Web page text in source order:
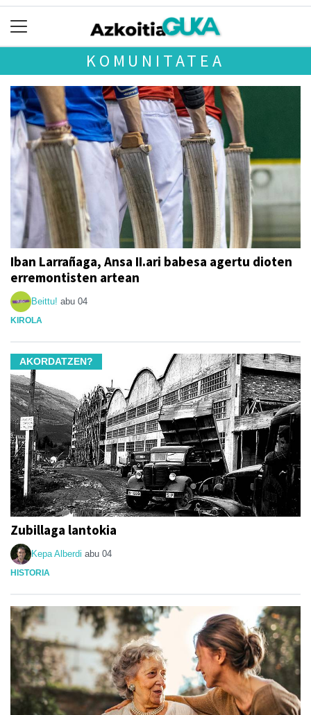
KOMUNITATEA
Iban Larrañaga, Ansa II.ari babesa agertu dioten
erremontisten artean
Beittu! abu 04
KIROLA
AKORDATZEN?
Zubillaga lantokia
Kepa Alberdi abu 04
HISTORIA